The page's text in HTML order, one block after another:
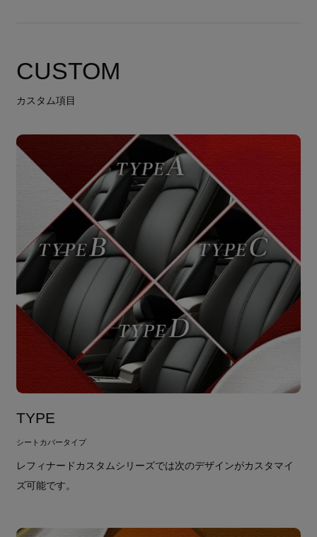
CUSTOM
カスタム項目
TYPE
シートカバータイプ
レフィナードカスタムシリーズでは次のデザインがカスタマイ
ズ可能です。